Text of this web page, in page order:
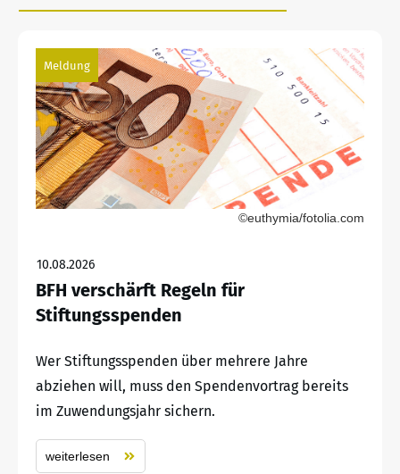
Meldung
©euthymia/fotolia.com
10.08.2026
BFH verschärft Regeln für
Stiftungsspenden
Wer Stiftungsspenden über mehrere Jahre
abziehen will, muss den Spendenvortrag bereits
im Zuwendungsjahr sichern.
weiterlesen